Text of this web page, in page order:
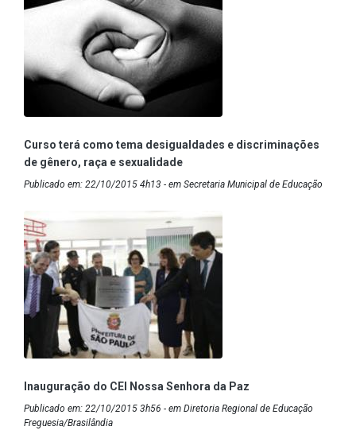
Curso terá como tema desigualdades e discriminações
de gênero, raça e sexualidade
Publicado em: 22/10/2015 4h13 - em Secretaria Municipal de Educação
Inauguração do CEI Nossa Senhora da Paz
Publicado em: 22/10/2015 3h56 - em Diretoria Regional de Educação
Freguesia/Brasilândia